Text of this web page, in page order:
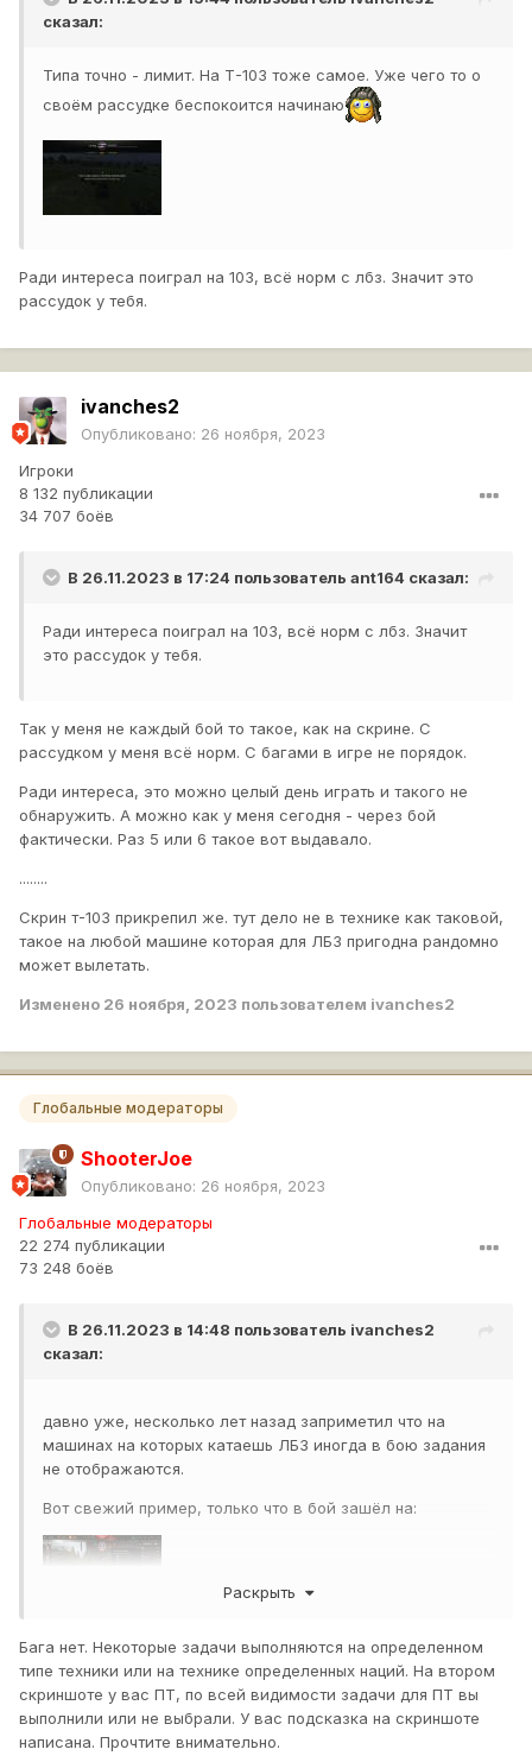
сказал:
Типа точно - лимит. На Т-103 тоже самое. Уже чего то о
своём рассудке беспокоится начинаю
Ради интереса поиграл на 103, всё норм с лбз. Значит это
рассудок у тебя.
ivanches2
Опубликовано: 26 ноября, 2023
Игроки
8 132 публикации
34 707 боёв
В 26.11.2023 в 17:24 пользователь ant164 сказал:
Ради интереса поиграл на 103, всё норм с лбз. Значит
это рассудок у тебя.
Так у меня не каждый бой то такое, как на скрине. С
рассудком у меня всё норм. С багами в игре не порядок.
Ради интереса, это можно целый день играть и такого не
обнаружить. А можно как у меня сегодня - через бой
фактически. Раз 5 или 6 такое вот выдавало.
........
Скрин т-103 прикрепил же. тут дело не в технике как таковой,
такое на любой машине которая для ЛБЗ пригодна рандомно
может вылетать.
Изменено 26 ноября, 2023 пользователем ivanches2
Глобальные модераторы
ShooterJoe
Опубликовано: 26 ноября, 2023
Глобальные модераторы
22 274 публикации
73 248 боёв
В 26.11.2023 в 14:48 пользователь ivanches2
сказал:
давно уже, несколько лет назад заприметил что на
машинах на которых катаешь ЛБЗ иногда в бою задания
не отображаются.
Вот свежий пример, только что в бой зашёл на:
Раскрыть
Бага нет. Некоторые задачи выполняются на определенном
типе техники или на технике определенных наций. На втором
скриншоте у вас ПТ, по всей видимости задачи для ПТ вы
выполнили или не выбрали. У вас подсказка на скриншоте
написана. Прочтите внимательно.